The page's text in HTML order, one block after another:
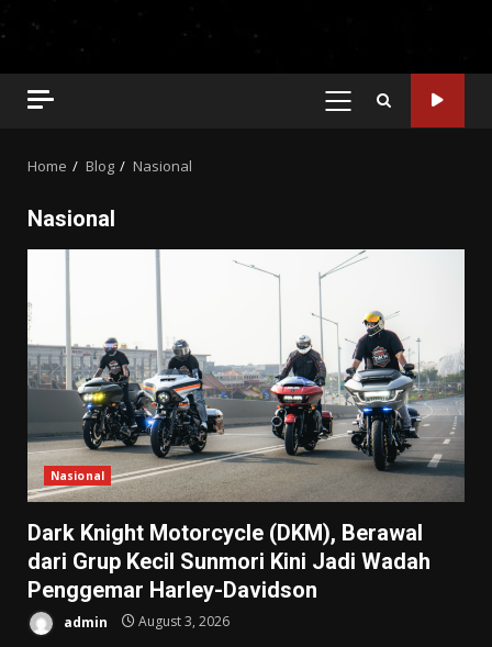
PRIMARY
Home Blog Nasional
Nasional
Nasional
Dark Knight Motorcycle (DKM), Berawal
dari Grup Kecil Sunmori Kini Jadi Wadah
Penggemar Harley-Davidson
admin August 3, 2026